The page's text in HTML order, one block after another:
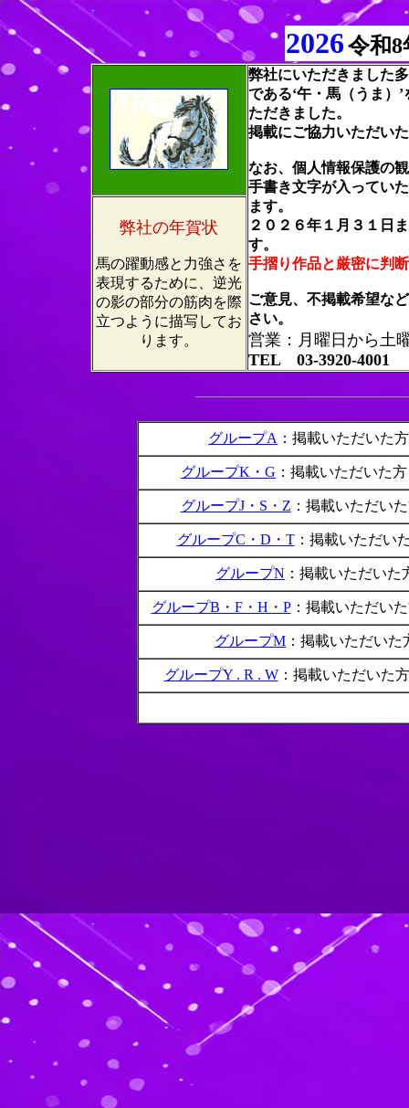
2026令和
弊社にいただきました
である‘午・馬（うま）
ただきました。
掲載にご協力いただい
なお、個人情報保護の
手書き文字が入ってい
ます。
２０２６年１月３１日
す。
手摺り作品と厳密に判
ご意見、不掲載希望な
さい。
営業：月曜日から土
TEL 03-3920-4001
弊社の年賀状
馬の躍動感と力強さを
表現するために、逆光
の影の部分の筋肉を際
立つように描写してお
ります。
グループA ：掲載いただいた
グループK・G ：掲載いただいた
グループJ・S・Z ：掲載いただい
グループC・D・T：掲載いただい
グループN ：掲載いただい
グループB・F・H・P：掲載いただい
グループM ：掲載いただい
グループY . R . W：掲載いただいた